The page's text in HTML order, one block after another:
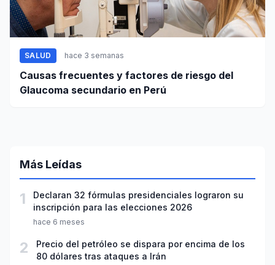
SALUD hace 3 semanas
Causas frecuentes y factores de riesgo del
Glaucoma secundario en Perú
Más Leídas
1
Declaran 32 fórmulas presidenciales lograron su
inscripción para las elecciones 2026
hace 6 meses
2
Precio del petróleo se dispara por encima de los
80 dólares tras ataques a Irán